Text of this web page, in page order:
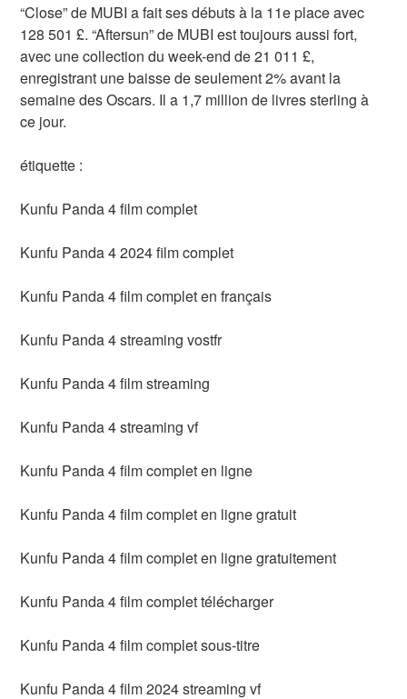
“Close” de MUBI a fait ses débuts à la 11e place avec
128 501 £. “Aftersun” de MUBI est toujours aussi fort,
avec une collection du week-end de 21 011 £,
enregistrant une baisse de seulement 2% avant la
semaine des Oscars. Il a 1,7 million de livres sterling à
ce jour.
étiquette :
Kunfu Panda 4 film complet
Kunfu Panda 4 2024 film complet
Kunfu Panda 4 film complet en français
Kunfu Panda 4 streaming vostfr
Kunfu Panda 4 film streaming
Kunfu Panda 4 streaming vf
Kunfu Panda 4 film complet en ligne
Kunfu Panda 4 film complet en ligne gratuit
Kunfu Panda 4 film complet en ligne gratuitement
Kunfu Panda 4 film complet télécharger
Kunfu Panda 4 film complet sous-titre
Kunfu Panda 4 film 2024 streaming vf